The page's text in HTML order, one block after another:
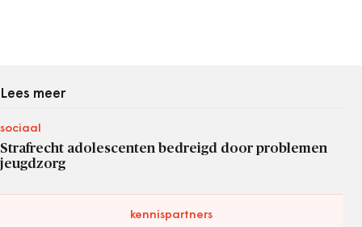
Lees meer
sociaal
Strafrecht adolescenten bedreigd door problemen
jeugdzorg
kennispartners